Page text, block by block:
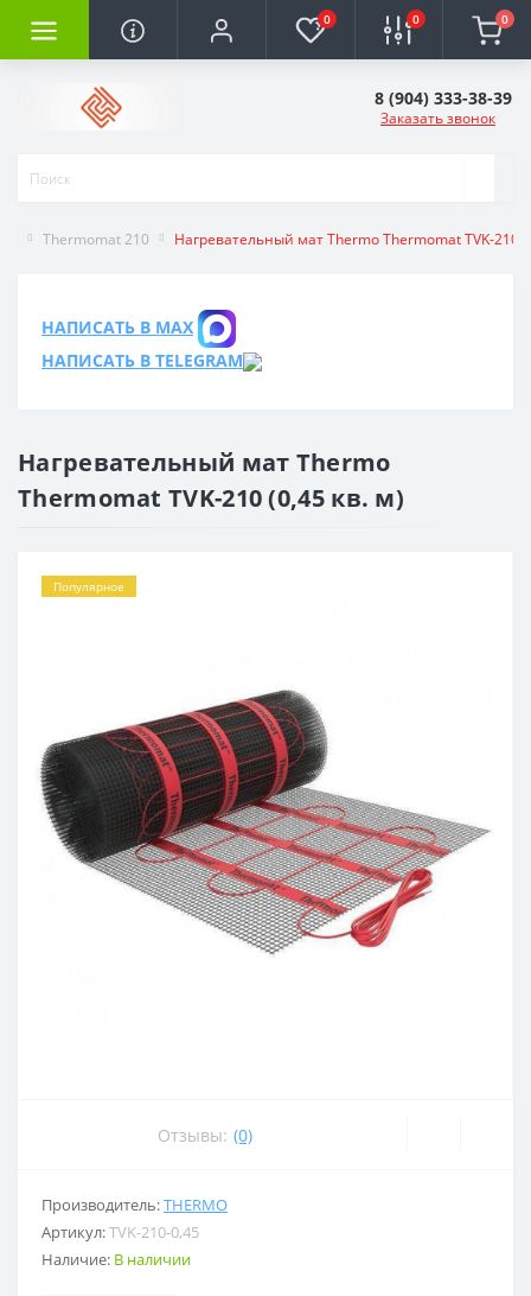
0 0 0
8 (904) 333-38-39
Заказать звонок
Thermomat 210 Нагревательный мат Thermo Thermomat TVK-210
НАПИСАТЬ В MAX
НАПИСАТЬ В TELEGRAM
Нагревательный мат Thermo
Thermomat TVK-210 (0,45 кв. м)
Популярное
Отзывы: (0)
Производитель:THERMO
Артикул:TVK-210-0,45
Наличие: В наличии